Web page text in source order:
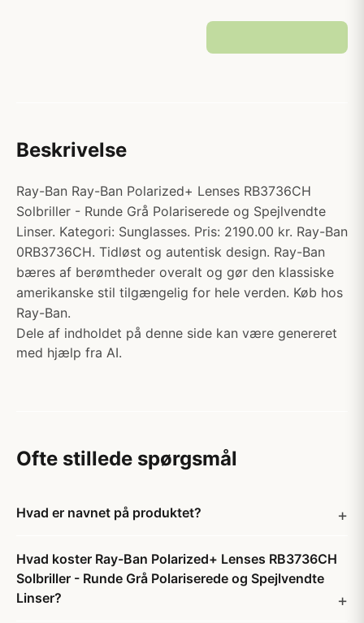
Beskrivelse
Ray-Ban Ray-Ban Polarized+ Lenses RB3736CH
Solbriller - Runde Grå Polariserede og Spejlvendte
Linser. Kategori: Sunglasses. Pris: 2190.00 kr. Ray-Ban
0RB3736CH. Tidløst og autentisk design. Ray-Ban
bæres af berømtheder overalt og gør den klassiske
amerikanske stil tilgængelig for hele verden. Køb hos
Ray-Ban.
Dele af indholdet på denne side kan være genereret
med hjælp fra AI.
Ofte stillede spørgsmål
Hvad er navnet på produktet?
Hvad koster Ray-Ban Polarized+ Lenses RB3736CH
Solbriller - Runde Grå Polariserede og Spejlvendte
Linser?